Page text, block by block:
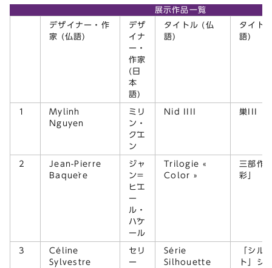
展示作品一覧
デザイナー・作
家 (仏語)
デザ
イナ
ー・
作家
(日
本
語)
タイトル (仏
語)
タイト
語)
1
Mylinh
Nguyen
ミリ
ン・
グエ
ン
Nid IIII 巣III
2
Jean-Pierre
Baquère
ジャ
ン=
ピエ
ー
ル・
バケ
ール
Trilogie «
Color »
三部作
彩」
3
Céline
Sylvestre
セリ
ー
Série
Silhouette
「シル
ト」シ